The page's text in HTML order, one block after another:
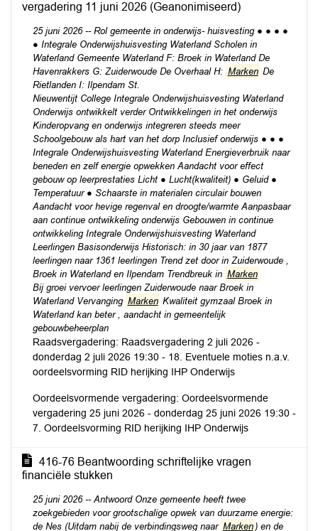
vergadering 11 juni 2026 (Geanonimiseerd)
25 juni 2026 -- Rol gemeente in onderwijs- huisvesting ● ● ● ●
● Integrale Onderwijshuisvesting Waterland Scholen in
Waterland Gemeente Waterland F: Broek in Waterland De
Havenrakkers G: Zuiderwoude De Overhaal H: Marken De
Rietlanden I: Ilpendam St.
Nieuwentijt College Integrale Onderwijshuisvesting Waterland
Onderwijs ontwikkelt verder Ontwikkelingen in het onderwijs
Kinderopvang en onderwijs integreren steeds meer
Schoolgebouw als hart van het dorp Inclusief onderwijs ● ● ●
Integrale Onderwijshuisvesting Waterland Energieverbruik naar
beneden en zelf energie opwekken Aandacht voor effect
gebouw op leerprestaties Licht ● Lucht(kwaliteit) ● Geluid ●
Temperatuur ● Schaarste in materialen circulair bouwen
Aandacht voor hevige regenval en droogte/warmte Aanpasbaar
aan continue ontwikkeling onderwijs Gebouwen in continue
ontwikkeling Integrale Onderwijshuisvesting Waterland
Leerlingen Basisonderwijs Historisch: in 30 jaar van 1877
leerlingen naar 1361 leerlingen Trend zet door in Zuiderwoude ,
Broek in Waterland en Ilpendam Trendbreuk in Marken
Bij groei vervoer leerlingen Zuiderwoude naar Broek in
Waterland Vervanging Marken Kwaliteit gymzaal Broek in
Waterland kan beter , aandacht in gemeentelijk
gebouwbeheerplan
Raadsvergadering: Raadsvergadering 2 juli 2026 -
donderdag 2 juli 2026 19:30 - 18. Eventuele moties n.a.v.
oordeelsvorming RID herijking IHP Onderwijs
Oordeelsvormende vergadering: Oordeelsvormende
vergadering 25 juni 2026 - donderdag 25 juni 2026 19:30 -
7. Oordeelsvorming RID herijking IHP Onderwijs
416-76 Beantwoording schriftelijke vragen
financiële stukken
25 juni 2026 -- Antwoord Onze gemeente heeft twee
zoekgebieden voor grootschalige opwek van duurzame energie:
de Nes (Uitdam nabij de verbindingsweg naar Marken ) en de